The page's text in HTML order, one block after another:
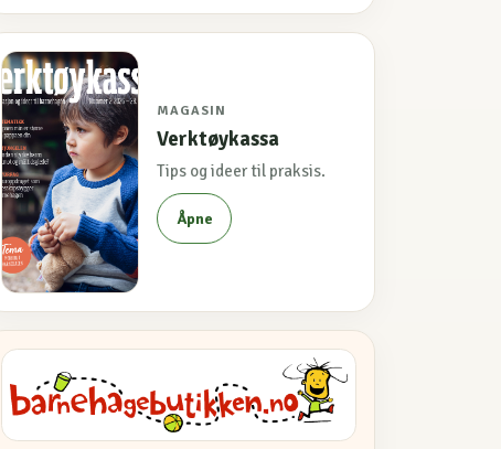
MAGASIN
Verktøykassa
Tips og ideer til praksis.
Åpne